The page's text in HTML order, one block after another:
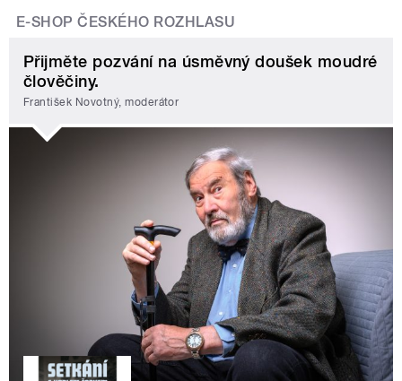
E-SHOP ČESKÉHO ROZHLASU
Přijměte pozvání na úsměvný doušek moudré
člověčiny.
František Novotný, moderátor